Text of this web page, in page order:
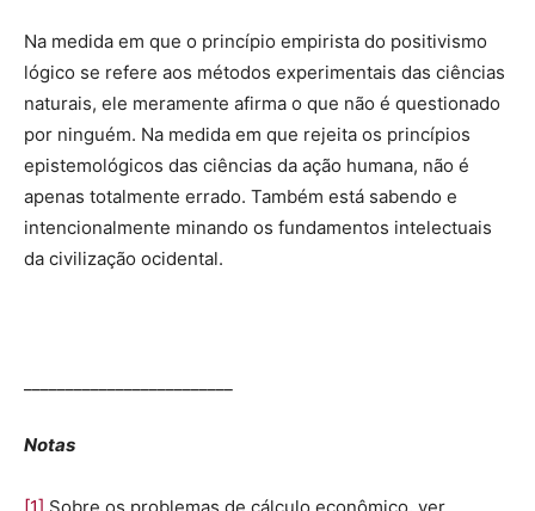
Na medida em que o princípio empirista do positivismo
lógico se refere aos métodos experimentais das ciências
naturais, ele meramente afirma o que não é questionado
por ninguém. Na medida em que rejeita os princípios
epistemológicos das ciências da ação humana, não é
apenas totalmente errado. Também está sabendo e
intencionalmente minando os fundamentos intelectuais
da civilização ocidental.
Notas